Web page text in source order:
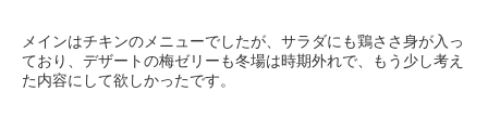
メインはチキンのメニューでしたが、サラダにも鶏ささ身が入っ
ており、デザートの梅ゼリーも冬場は時期外れで、もう少し考え
た内容にして欲しかったです。